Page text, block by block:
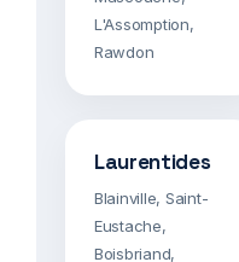
L'Assomption,
Rawdon
Laurentides
Blainville, Saint-
Eustache,
Boisbriand,